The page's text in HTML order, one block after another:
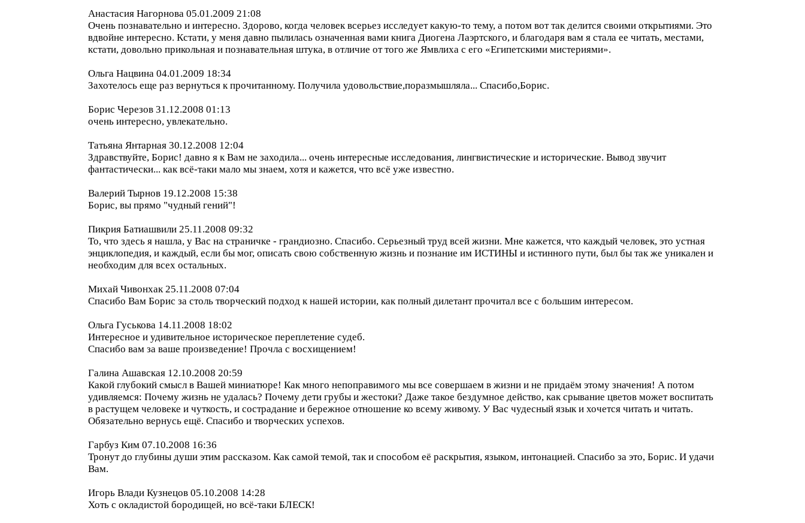
Анастасия Нагорнова 05.01.2009 21:08
Очень познавательно и интересно. Здорово, когда человек всерьез исследует какую-то тему, а потом вот так делится своими открытиями. Это
вдвойне интересно. Кстати, у меня давно пылилась означенная вами книга Диогена Лаэртского, и благодаря вам я стала ее читать, местами,
кстати, довольно прикольная и познавательная штука, в отличие от того же Ямвлиха с его «Египетскими мистериями».
Ольга Нацвина 04.01.2009 18:34
Захотелось еще раз вернуться к прочитанному. Получила удовольствие,поразмышляла... Спасибо,Борис.
Борис Черезов 31.12.2008 01:13
очень интересно, увлекательно.
Татьяна Янтарная 30.12.2008 12:04
Здравствуйте, Борис! давно я к Вам не заходила... очень интересные исследования, лингвистические и исторические. Вывод звучит
фантастически... как всё-таки мало мы знаем, хотя и кажется, что всё уже известно.
Валерий Тырнов 19.12.2008 15:38
Борис, вы прямо "чудный гений"!
Пикрия Батиашвили 25.11.2008 09:32
То, что здесь я нашла, у Вас на страничке - грандиозно. Спасибо. Серьезный труд всей жизни. Мне кажется, что каждый человек, это устная
энциклопедия, и каждый, если бы мог, описать свою собственную жизнь и познание им ИСТИНЫ и истинного пути, был бы так же уникален и
необходим для всех остальных.
Михай Чивонхак 25.11.2008 07:04
Спасибо Вам Борис за столь творческий подход к нашей истории, как полный дилетант прочитал все с большим интересом.
Ольга Гуськова 14.11.2008 18:02
Интересное и удивительное историческое переплетение судеб.
Спасибо вам за ваше произведение! Прочла с восхищением!
Галина Ашавская 12.10.2008 20:59
Какой глубокий смысл в Вашей миниатюре! Как много непоправимого мы все совершаем в жизни и не придаём этому значения! А потом
удивляемся: Почему жизнь не удалась? Почему дети грубы и жестоки? Даже такое бездумное действо, как срывание цветов может воспитать
в растущем человеке и чуткость, и сострадание и бережное отношение ко всему живому. У Вас чудесный язык и хочется читать и читать.
Обязательно вернусь ещё. Спасибо и творческих успехов.
Гарбуз Ким 07.10.2008 16:36
Тронут до глубины души этим рассказом. Как самой темой, так и способом её раскрытия, языком, интонацией. Спасибо за это, Борис. И удачи
Вам.
Игорь Влади Кузнецов 05.10.2008 14:28
Хоть с окладистой бородищей, но всё-таки БЛЕСК!